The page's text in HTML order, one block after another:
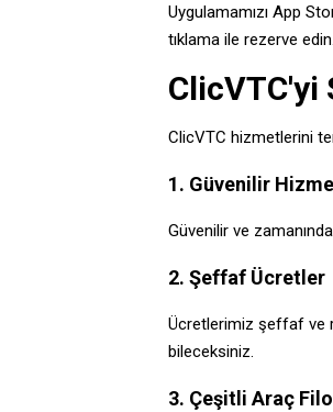
Uygulamamızı App
tıklama ile rezerve edin.
ClicVTC'yi
ClicVTC hizmetlerini
1. Güvenilir
Güvenilir ve
2. Şeffaf Ücretler
Ücretlerimiz şeffaf ve
bileceksiniz.
3. Çeşitli Araç